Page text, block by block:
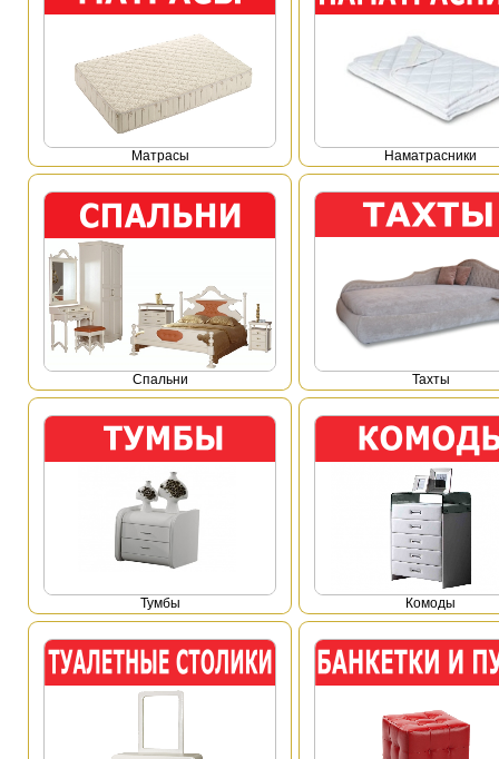
Mатрасы Наматрасники
Спальни Тахты
Тумбы Комоды